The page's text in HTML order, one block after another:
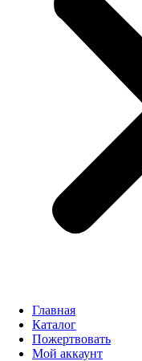
Главная
Каталог
Пожертвовать
Мой аккаунт